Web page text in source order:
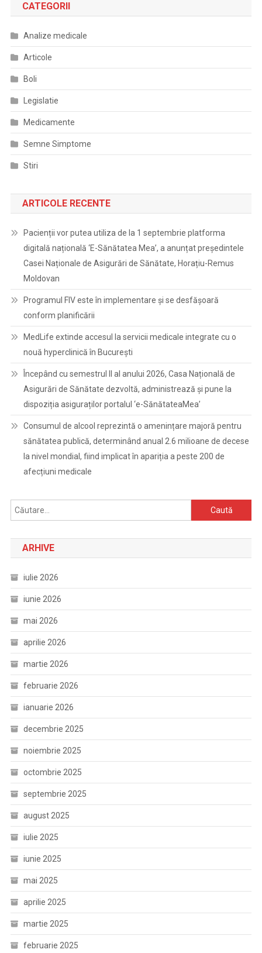
CATEGORII
Analize medicale
Articole
Boli
Legislatie
Medicamente
Semne Simptome
Stiri
ARTICOLE RECENTE
Pacienții vor putea utiliza de la 1 septembrie platforma
digitală națională ‘E-Sănătatea Mea’, a anunțat președintele
Casei Naționale de Asigurări de Sănătate, Horațiu-Remus
Moldovan
Programul FIV este în implementare și se desfășoară
conform planificării
MedLife extinde accesul la servicii medicale integrate cu o
nouă hyperclinică în București
Începând cu semestrul II al anului 2026, Casa Națională de
Asigurări de Sănătate dezvoltă, administrează și pune la
dispoziția asiguraților portalul ‘e-SănătateaMea’
Consumul de alcool reprezintă o amenințare majoră pentru
sănătatea publică, determinând anual 2.6 milioane de decese
la nivel mondial, fiind implicat în apariția a peste 200 de
afecțiuni medicale
Caută
după:
ARHIVE
iulie 2026
iunie 2026
mai 2026
aprilie 2026
martie 2026
februarie 2026
ianuarie 2026
decembrie 2025
noiembrie 2025
octombrie 2025
septembrie 2025
august 2025
iulie 2025
iunie 2025
mai 2025
aprilie 2025
martie 2025
februarie 2025